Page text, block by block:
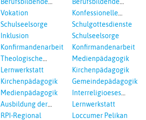
Schulen
Vokation
Schulseelsorge
Inklusion
Konfirmandenarbeit
Theologische
Fortbildungen,
Interreligöses Lernen
Lernwerkstatt
Kirchenpädagogik
Medienpädagogik
Ausbildung der
Vikar*innen
RPI-Regional
Schulen
Konfessionelle
Kooperation
Schulgottesdienste
Schulseelsorge
Konfirmandenarbeit
Medienpädagogik
Kirchenpädagogik
Gemeindepädagogik
Interreligioeses
Lernen
Lernwerkstatt
Loccumer Pelikan